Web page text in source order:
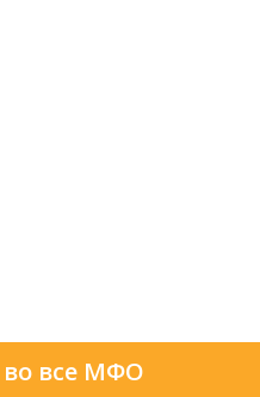
все МФО